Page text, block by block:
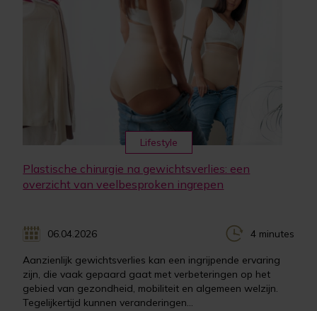
Lifestyle
Plastische chirurgie na gewichtsverlies: een
overzicht van veelbesproken ingrepen
06.04.2026 4 minutes
Aanzienlijk gewichtsverlies kan een ingrijpende ervaring
zijn, die vaak gepaard gaat met verbeteringen op het
gebied van gezondheid, mobiliteit en algemeen welzijn.
Tegelijkertijd kunnen veranderingen...